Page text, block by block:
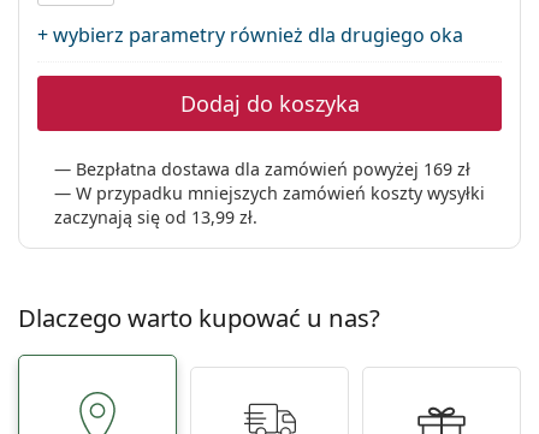
Precision
+ wybierz parametry również dla drugiego oka
Dodaj do koszyka
Bezpłatna dostawa dla zamówień powyżej 169 zł
W przypadku mniejszych zamówień koszty wysyłki
zaczynają się od 13,99 zł.
Dlaczego warto kupować u nas?